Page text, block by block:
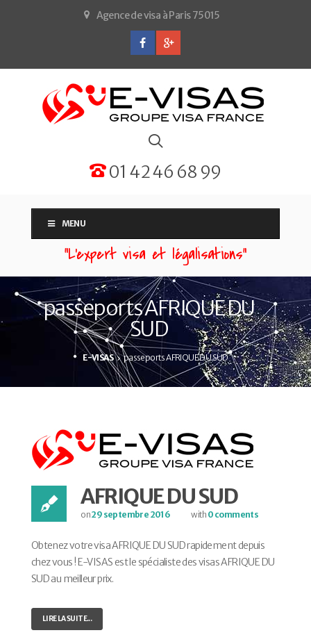
Agence de visa à Paris 75015
01 42 46 68 99
MENU
“L'expert visa et légalisations”
passeports AFRIQUE DU
SUD
E-VISAS passeports AFRIQUE DU SUD
AFRIQUE DU SUD
on29 septembre 2016 with 0 comments
Obtenez votre visa AFRIQUE DU SUD rapidement depuis
chez vous ! E-VISAS est le spécialiste des visas AFRIQUE DU
SUD au meilleur prix.
LIRE LA SUITE...